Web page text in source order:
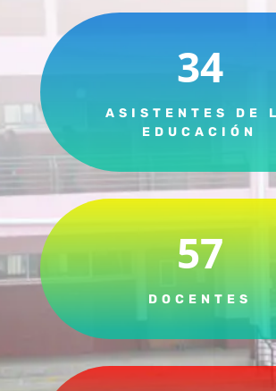
34
ASISTENTES DE
EDUCACIÓN
57
DOCENTES